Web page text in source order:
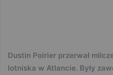
Dustin Poirier przerwał
lotniska w Atlancie. Były